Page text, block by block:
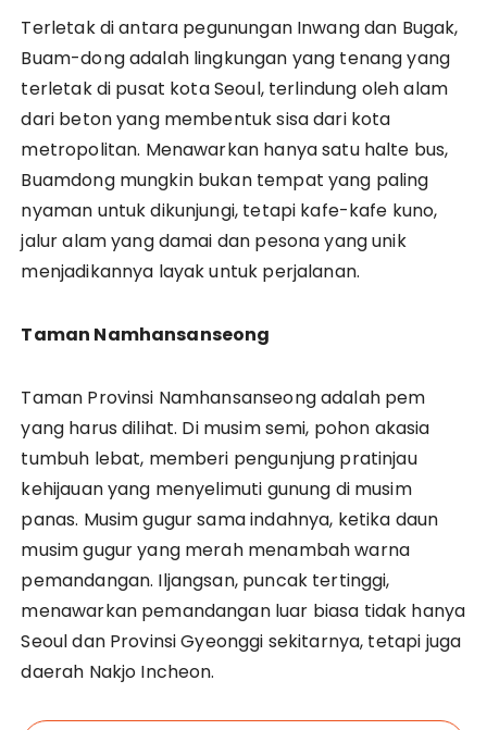
Terletak di antara pegunungan Inwang dan Bugak,
Buam-dong adalah lingkungan yang tenang yang
terletak di pusat kota Seoul, terlindung oleh alam
dari beton yang membentuk sisa dari kota
metropolitan. Menawarkan hanya satu halte bus,
Buamdong mungkin bukan tempat yang paling
nyaman untuk dikunjungi, tetapi kafe-kafe kuno,
jalur alam yang damai dan pesona yang unik
menjadikannya layak untuk perjalanan.
Taman Namhansanseong
Taman Provinsi Namhansanseong adalah pem
yang harus dilihat. Di musim semi, pohon akasia
tumbuh lebat, memberi pengunjung pratinjau
kehijauan yang menyelimuti gunung di musim
panas. Musim gugur sama indahnya, ketika daun
musim gugur yang merah menambah warna
pemandangan. Iljangsan, puncak tertinggi,
menawarkan pemandangan luar biasa tidak hanya
Seoul dan Provinsi Gyeonggi sekitarnya, tetapi juga
daerah Nakjo Incheon.